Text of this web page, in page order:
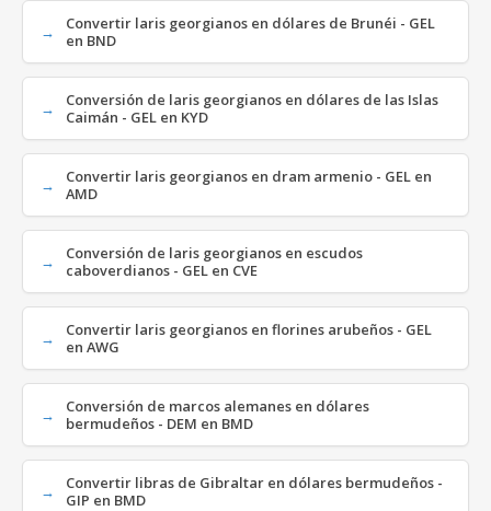
Convertir laris georgianos en dólares de Brunéi - GEL
en BND
Conversión de laris georgianos en dólares de las Islas
Caimán - GEL en KYD
Convertir laris georgianos en dram armenio - GEL en
AMD
Conversión de laris georgianos en escudos
caboverdianos - GEL en CVE
Convertir laris georgianos en florines arubeños - GEL
en AWG
Conversión de marcos alemanes en dólares
bermudeños - DEM en BMD
Convertir libras de Gibraltar en dólares bermudeños -
GIP en BMD